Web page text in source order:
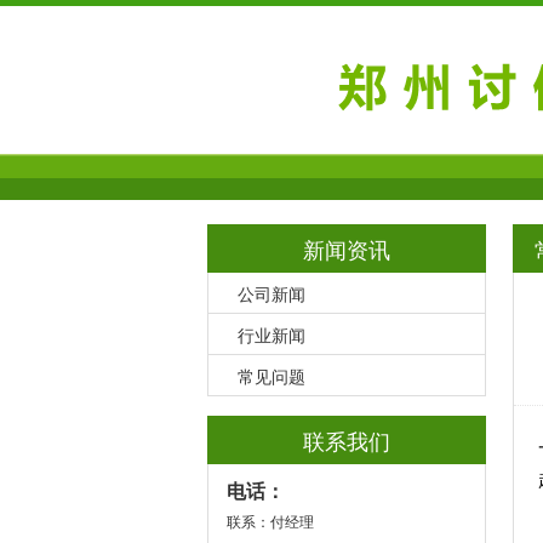
新闻资讯
公司新闻
行业新闻
常见问题
联系我们
电话：
联系：付经理